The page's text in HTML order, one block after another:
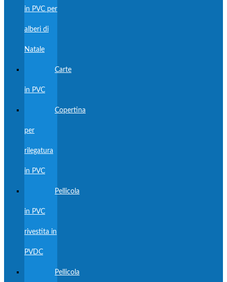
in PVC per
alberi di
Natale
Carte
in PVC
Copertina
per
rilegatura
in PVC
Pellicola
in PVC
rivestita in
PVDC
Pellicola